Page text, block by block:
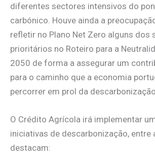
diferentes sectores intensivos do
carbónico. Houve ainda a
refletir no Plano Net Zero alguns dos
prioritários no Roteiro para a
2050 de forma a assegurar um
para o caminho que a economia
percorrer em prol da descarbonização.
O Crédito Agrícola irá implementar
iniciativas de descarbonização, entre
destacam: